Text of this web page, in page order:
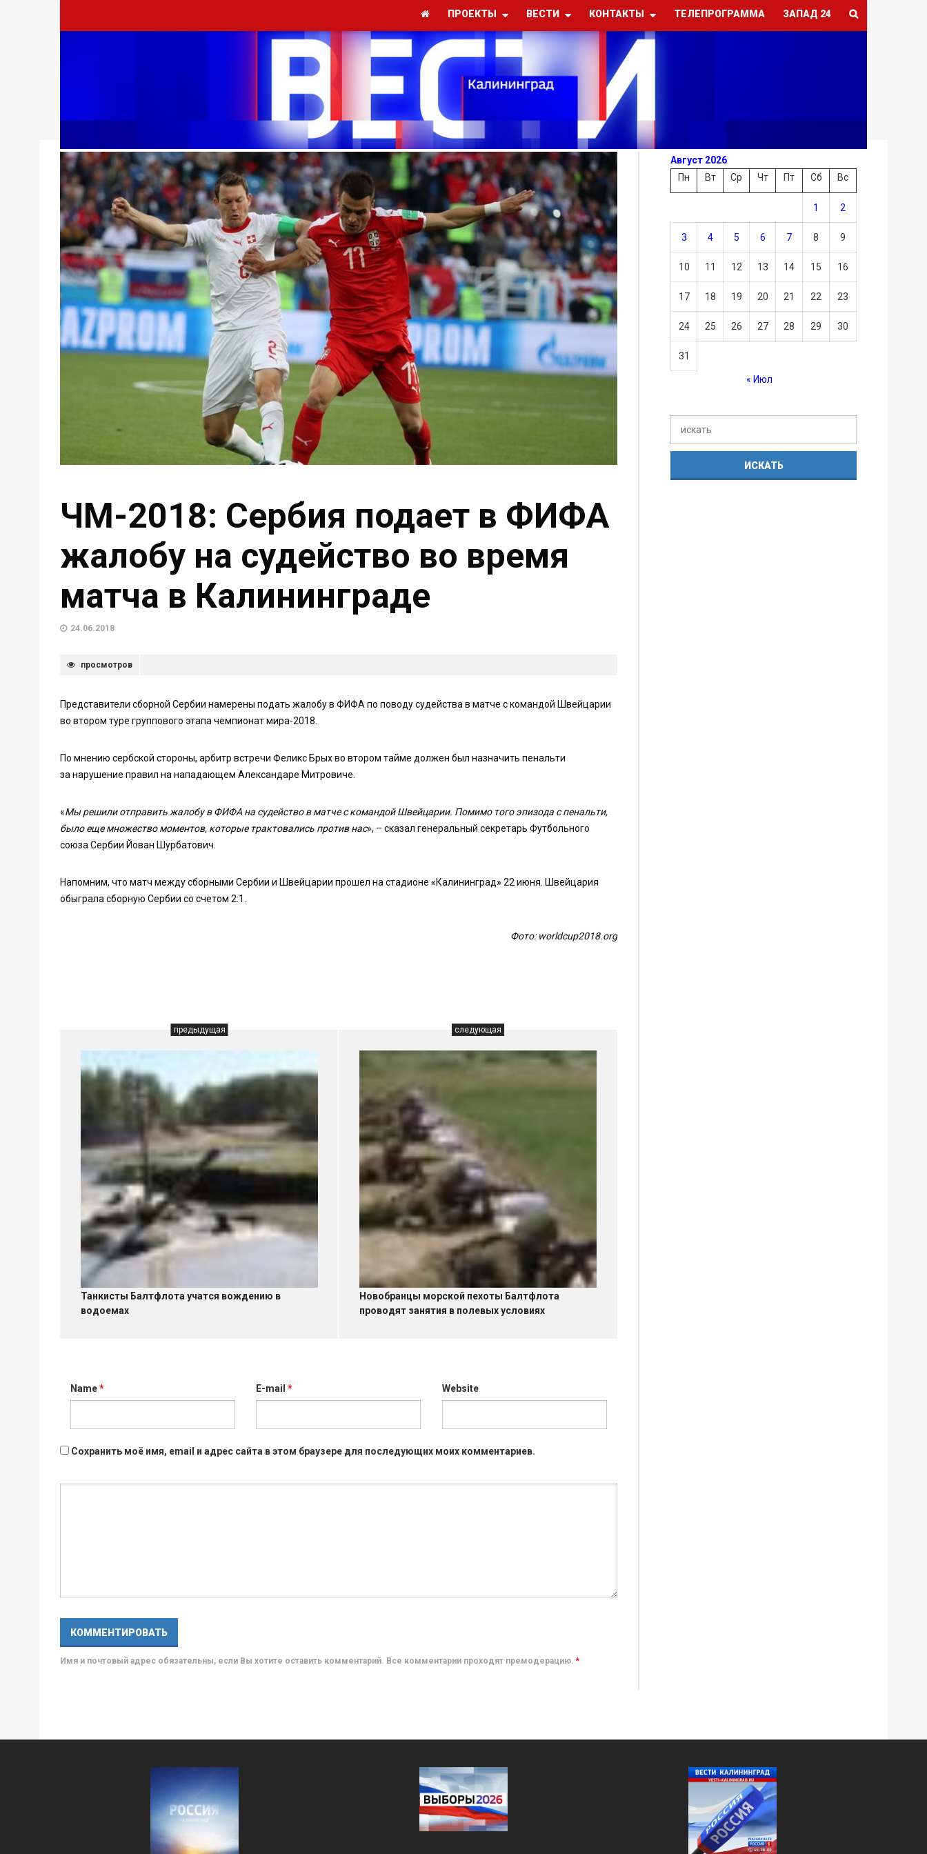
ПРОЕКТЫ ВЕСТИ КОНТАКТЫ ТЕЛЕПРОГРАММА ЗАПАД 24
ЧМ-2018: Сербия подает в ФИФА
жалобу на судейство во время
матча в Калининграде
24.06.2018
просмотров
Представители сборной Сербии намерены подать жалобу в ФИФА по поводу судейства в матче с командой Швейцарии
во втором туре группового этапа чемпионат мира-2018.
По мнению сербской стороны, арбитр встречи Феликс Брых во втором тайме должен был назначить пенальти
за нарушение правил на нападающем Александаре Митровиче.
«Мы решили отправить жалобу в ФИФА на судейство в матче с командой Швейцарии. Помимо того эпизода с пенальти,
было еще множество моментов, которые трактовались против нас», – сказал генеральный секретарь Футбольного
союза Сербии Йован Шурбатович.
Напомним, что матч между сборными Сербии и Швейцарии прошел на стадионе «Калининград» 22 июня. Швейцария
обыграла сборную Сербии со счетом 2:1.
Фото: worldcup2018.org
предыдущая
Танкисты Балтфлота учатся вождению в
водоемах
следующая
Новобранцы морской пехоты Балтфлота
проводят занятия в полевых условиях
Name* E-mail* Website
Сохранить моё имя, email и адрес сайта в этом браузере для последующих моих комментариев.
Имя и почтовый адрес обязательны, если Вы хотите оставить комментарий. Все комментарии проходят премодерацию. *
Август 2026
Пн
Вт Ср Чт Пт Сб Вс
1 2
3 4 5 6 7 8 9
10 11 12 13 14 15 16
17 18 19 20 21 22 23
24 25 26 27 28 29 30
31
« Июл